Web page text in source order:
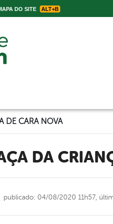
DO SITE ALT+B
DE CARA NOVA
DA
publicado: 04/08/2020 11h57,